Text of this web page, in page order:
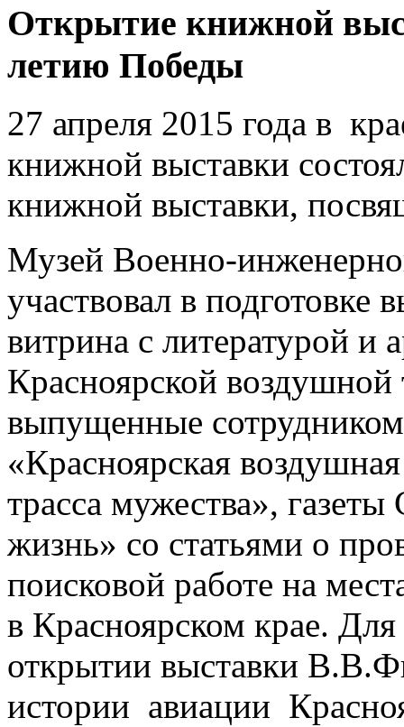
Открытие книжной
летию Победы
27 апреля 2015 года в
книжной выставки
книжной выставки,
Музей Военно-
участвовал в подготовке
витрина с литературой и
Красноярской воздушной
выпущенные
«Красноярская
трасса мужества»,
жизнь» со статьями о
поисковой работе на
в Красноярском крае.
открытии выставки
истории авиации